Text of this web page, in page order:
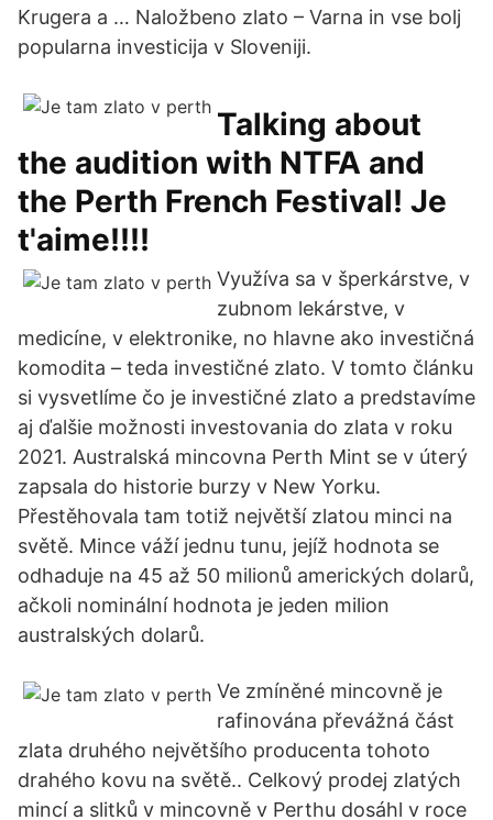
Krugera a … Naložbeno zlato – Varna in vse bolj
popularna investicija v Sloveniji.
Talking about
the audition with NTFA and
the Perth French Festival! Je
t'aime!!!!
Využíva sa v šperkárstve, v
zubnom lekárstve, v
medicíne, v elektronike, no hlavne ako investičná
komodita – teda investičné zlato. V tomto článku
si vysvetlíme čo je investičné zlato a predstavíme
aj ďalšie možnosti investovania do zlata v roku
2021. Australská mincovna Perth Mint se v úterý
zapsala do historie burzy v New Yorku.
Přestěhovala tam totiž největší zlatou minci na
světě. Mince váží jednu tunu, jejíž hodnota se
odhaduje na 45 až 50 milionů amerických dolarů,
ačkoli nominální hodnota je jeden milion
australských dolarů.
Ve zmíněné mincovně je
rafinována převážná část
zlata druhého největšího producenta tohoto
drahého kovu na světě.. Celkový prodej zlatých
mincí a slitků v mincovně v Perthu dosáhl v roce